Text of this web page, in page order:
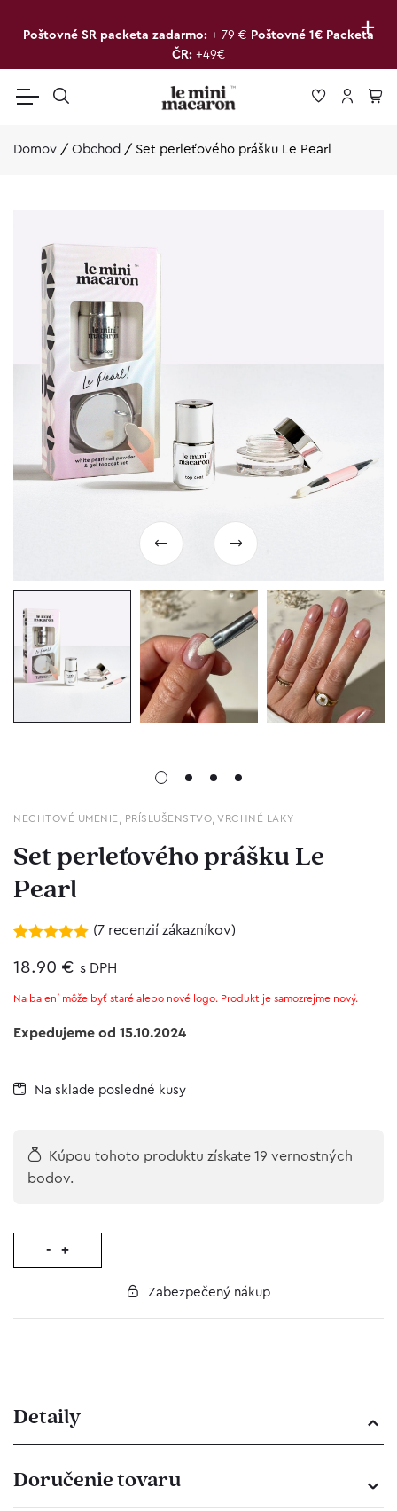
+
Poštovné SR packeta zadarmo: + 79 € Poštovné 1€ Packeta
ČR: +49€
Domov / Obchod / Set perleťového prášku Le Pearl
NECHTOVÉ UMENIE PRÍSLUŠENSTVO VRCHNÉ LAKY
Set perleťového prášku Le
Pearl
5.00z 5 na
zákazníckych
(7 recenzií zákazníkov)
18.90 € s DPH
Na balení môže byť staré alebo nové logo. Produkt je samozrejme nový.
Expedujeme od 15.10.2024
Na sklade posledné kusy
Kúpou tohoto produktu získate 19 vernostných
bodov.
- +
Zabezpečený nákup
Detaily
Doručenie tovaru